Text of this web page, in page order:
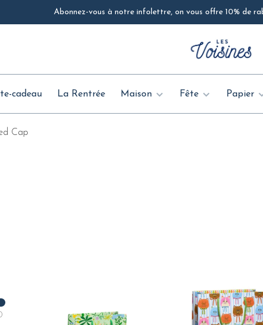
Abonnez-vous à notre infolettre, on vous offre 10% de
cadeau La Rentrée Maison Fête Papier
Cap